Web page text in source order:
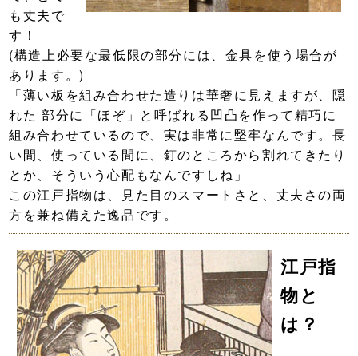
も丈夫で
す！
(構造上必要な最低限の部分には、金具を使う場合が
あります。)
「薄い板を組み合わせた造りは華奢に見えますが、隠
れた 部分に「ほぞ」と呼ばれる凹凸を作って精巧に
組み合わせているので、実は非常に堅牢なんです。長
い間、使っている間に、釘のところから割れてきたり
とか、そういう心配もなんですしね」
この江戸指物は、見た目のスマートさと、丈夫さの両
方を兼ね備えた逸品です。
江戸指
物と
は？